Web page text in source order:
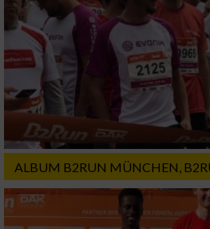
ALBUM B2RUN MÜNCHEN,